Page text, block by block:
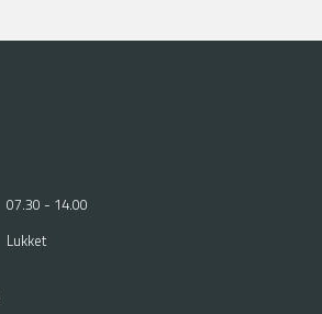
07.30 - 14.00
Lukket